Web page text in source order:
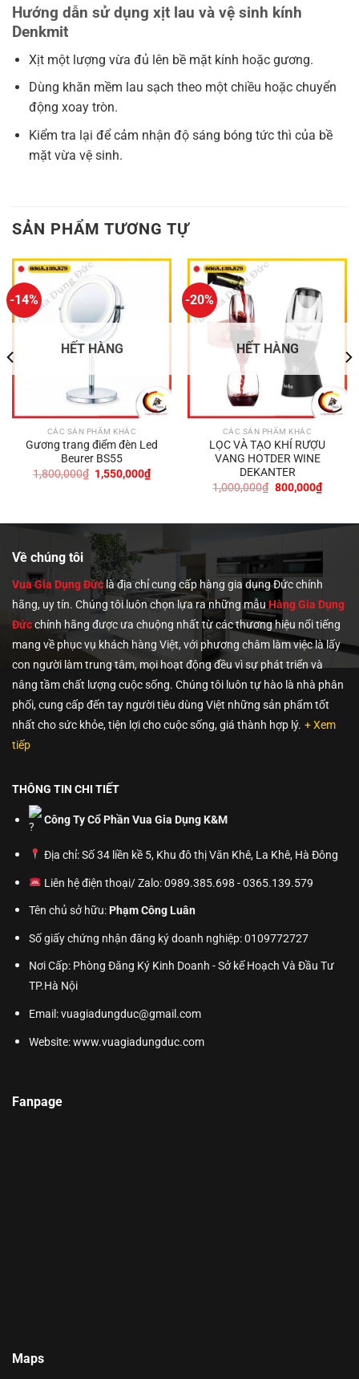
Hướng dẫn sử dụng xịt lau và vệ sinh kính
Denkmit
Xịt một lượng vừa đủ lên bề mặt kính hoặc gương.
Dùng khăn mềm lau sạch theo một chiều hoặc chuyển
động xoay tròn.
Kiểm tra lại để cảm nhận độ sáng bóng tức thì của bề
mặt vừa vệ sinh.
SẢN PHẨM TƯƠNG TỰ
-14%
HẾT HÀNG
CÁC SẢN PHẨM KHÁC
Gương trang điểm đèn Led
Beurer BS55
1,800,000₫ Giá
gốc
1,550,000₫Giá
hiện
-20%
HẾT HÀNG
CÁC SẢN PHẨM KHÁC
LỌC VÀ TẠO KHÍ RƯỢU
VANG HOTDER WINE
DEKANTER
1,000,000₫ Giá
800,000₫Giá
hiện
Về chúng tôi
Vua Gia Dụng Đứclà địa chỉ cung cấp hàng gia dụng Đức chính
hãng, uy tín. Chúng tôiluôn chọn lựa ra những mẫu Hàng Gia Dụng
Đứcchính hãng được ưa chuộng nhất từ các thương hiệu nổi tiếng
mang về phục vụ khách hàng Việt, với phương châm làm việc là lấy
con người làm trung tâm, mọi hoạt động đều vì sự phát triển và
nâng tầm chất lượng cuộc sống. Chúng tôi luôn tự hào là nhà phân
phối, cung cấp đến tay người tiêu dùng Việt những sản phẩm tốt
nhất cho sức khỏe, tiện lợi cho cuộc sống, giá thành hợp lý. + Xem
tiếp
THÔNG TIN CHI TIẾT
Công Ty Cổ Phần Vua Gia Dụng K&M
Địa chỉ: Số 34 liền kề 5, Khu đô thị Văn Khê, La Khê, Hà Đông
Liên hệ điện thoại/ Zalo: 0989.385.698 - 0365.139.579
Tên chủ sở hữu:Phạm Công Luân
Số giấy chứng nhận đăng ký doanh nghiệp: 0109772727
Nơi Cấp: Phòng Đăng Ký Kinh Doanh - Sở kế Hoạch Và Đầu Tư
TP.Hà Nội
Email: vuagiadungduc@gmail.com
Website:www.vuagiadungduc.com
Fanpage
Maps